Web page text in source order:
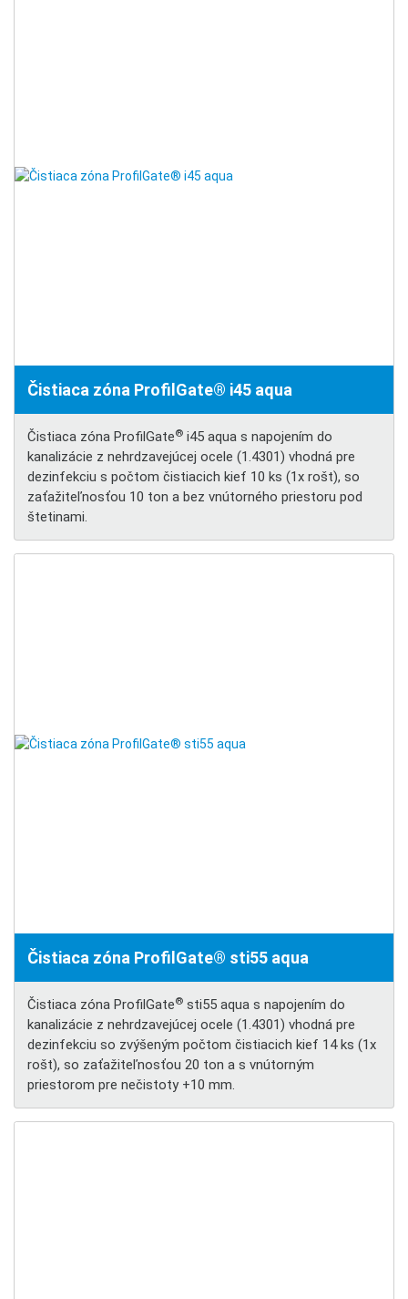
Čistiaca zóna ProfilGate® i45 aqua
Čistiaca zóna ProfilGate® i45 aqua s napojením do
kanalizácie z nehrdzavejúcej ocele (1.4301) vhodná pre
dezinfekciu s počtom čistiacich kief 10 ks (1x rošt), so
zaťažiteľnosťou 10 ton a bez vnútorného priestoru pod
štetinami.
Čistiaca zóna ProfilGate® sti55 aqua
Čistiaca zóna ProfilGate® sti55 aqua s napojením do
kanalizácie z nehrdzavejúcej ocele (1.4301) vhodná pre
dezinfekciu so zvýšeným počtom čistiacich kief 14 ks (1x
rošt), so zaťažiteľnosťou 20 ton a s vnútorným
priestorom pre nečistoty +10 mm.